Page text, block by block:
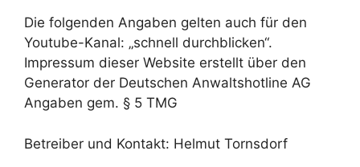
Die folgenden Angaben gelten auch für den
Youtube-Kanal: „schnell durchblicken“.
Impressum dieser Website erstellt über den
Generator der Deutschen Anwaltshotline AG
Angaben gem. § 5 TMG
Betreiber und Kontakt: Helmut Tornsdorf